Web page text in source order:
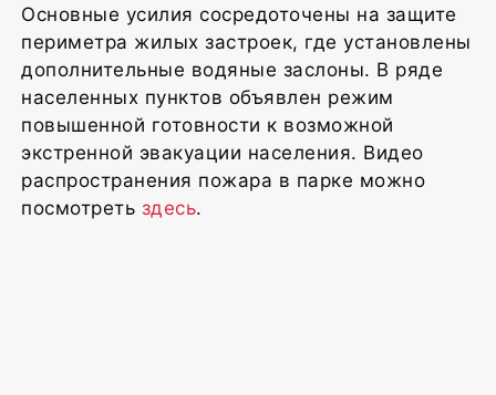
Основные усилия сосредоточены на защите
периметра жилых застроек, где установлены
дополнительные водяные заслоны. В ряде
населенных пунктов объявлен режим
повышенной готовности к возможной
экстренной эвакуации населения. Видео
распространения пожара в парке можно
посмотреть здесь.